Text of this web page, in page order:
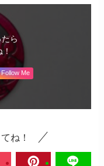
ら
！
Follow Me
ね！